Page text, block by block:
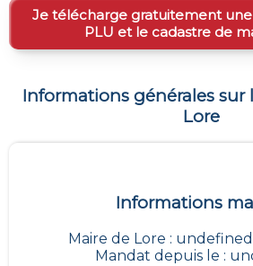
Je télécharge gratuitement une
PLU et le cadastre de
Informations générales sur
Lore
Informations
Maire de Lore :
Mandat depuis le :